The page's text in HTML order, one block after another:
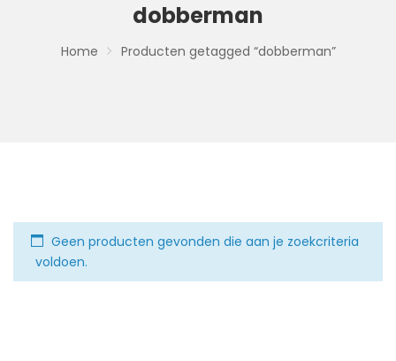
dobberman
Home Producten getagged “dobberman”
Geen producten gevonden die aan je zoekcriteria
voldoen.